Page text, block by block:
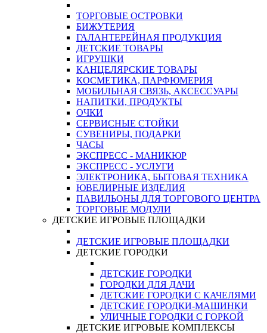
ТОРГОВЫЕ ОСТРОВКИ
БИЖУТЕРИЯ
ГАЛАНТЕРЕЙНАЯ ПРОДУКЦИЯ
ДЕТСКИЕ ТОВАРЫ
ИГРУШКИ
КАНЦЕЛЯРСКИЕ ТОВАРЫ
КОСМЕТИКА, ПАРФЮМЕРИЯ
МОБИЛЬНАЯ СВЯЗЬ, АКСЕССУАРЫ
НАПИТКИ, ПРОДУКТЫ
ОЧКИ
СЕРВИСНЫЕ СТОЙКИ
СУВЕНИРЫ, ПОДАРКИ
ЧАСЫ
ЭКСПРЕСС - МАНИКЮР
ЭКСПРЕСС - УСЛУГИ
ЭЛЕКТРОНИКА, БЫТОВАЯ ТЕХНИКА
ЮВЕЛИРНЫЕ ИЗДЕЛИЯ
ПАВИЛЬОНЫ ДЛЯ ТОРГОВОГО ЦЕНТРА
ТОРГОВЫЕ МОДУЛИ
ДЕТСКИЕ ИГРОВЫЕ ПЛОЩАДКИ
ДЕТСКИЕ ИГРОВЫЕ ПЛОЩАДКИ
ДЕТСКИЕ ГОРОДКИ
ДЕТСКИЕ ГОРОДКИ
ГОРОДКИ ДЛЯ ДАЧИ
ДЕТСКИЕ ГОРОДКИ С КАЧЕЛЯМИ
ДЕТСКИЕ ГОРОДКИ-МАШИНКИ
УЛИЧНЫЕ ГОРОДКИ С ГОРКОЙ
ДЕТСКИЕ ИГРОВЫЕ КОМПЛЕКСЫ